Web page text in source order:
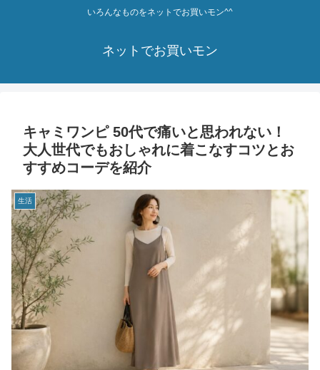
いろんなものをネットでお買いモン^^
ネットでお買いモン
キャミワンピ 50代で痛いと思われない！
大人世代でもおしゃれに着こなすコツとお
すすめコーデを紹介
生活